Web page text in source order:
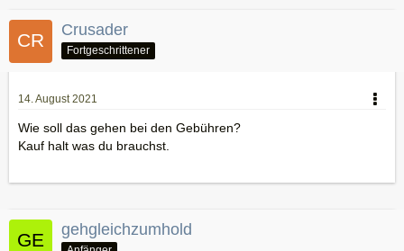
Crusader
Fortgeschrittener
14. August 2021
Wie soll das gehen bei den Gebühren?
Kauf halt was du brauchst.
gehgleichzumhold